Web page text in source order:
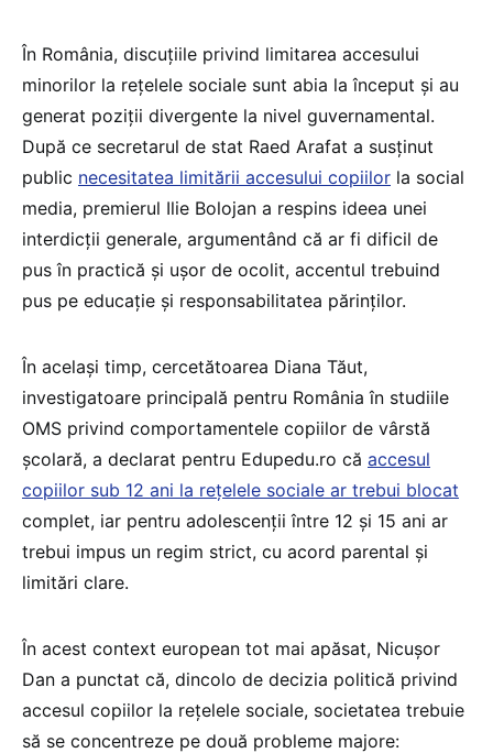
În România, discuțiile privind limitarea accesului
minorilor la rețelele sociale sunt abia la început și au
generat poziții divergente la nivel guvernamental.
După ce secretarul de stat Raed Arafat a susținut
public necesitatea limitării accesului copiilor la social
media, premierul Ilie Bolojan a respins ideea unei
interdicții generale, argumentând că ar fi dificil de
pus în practică și ușor de ocolit, accentul trebuind
pus pe educație și responsabilitatea părinților.
În același timp, cercetătoarea Diana Tăut,
investigatoare principală pentru România în studiile
OMS privind comportamentele copiilor de vârstă
școlară, a declarat pentru Edupedu.ro că accesul
copiilor sub 12 ani la rețelele sociale ar trebui blocat
complet, iar pentru adolescenții între 12 și 15 ani ar
trebui impus un regim strict, cu acord parental și
limitări clare.
În acest context european tot mai apăsat, Nicușor
Dan a punctat că, dincolo de decizia politică privind
accesul copiilor la rețelele sociale, societatea trebuie
să se concentreze pe două probleme majore: